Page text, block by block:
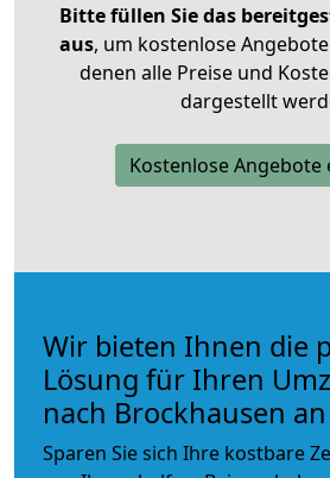
Bitte füllen Sie das
aus, um kostenlose
denen alle Preise und
dargestellt
Kostenlose Angebote
Wir bieten Ihnen die
Lösung für Ihren
nach Brockhausen an
Sparen Sie sich Ihre kostbare